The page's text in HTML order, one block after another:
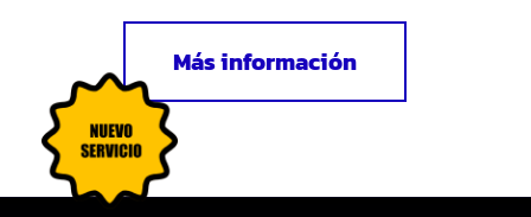
Más información